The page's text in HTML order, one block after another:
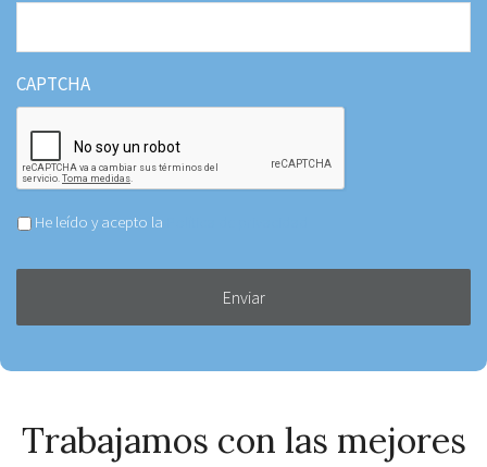
CAPTCHA
Aceptar
de
He leído y acepto la
Trabajamos con las mejores